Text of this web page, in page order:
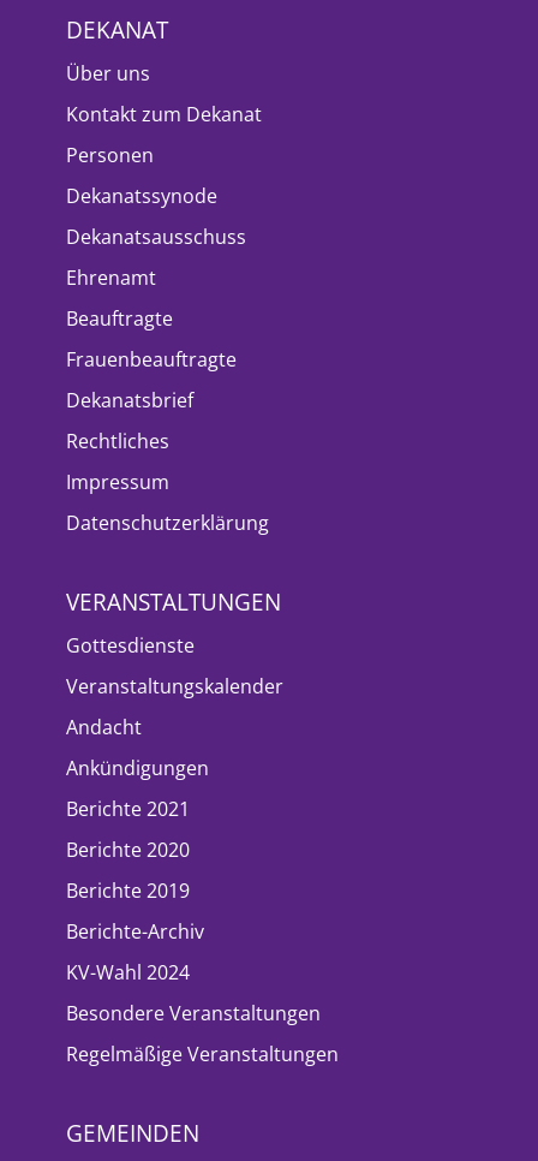
DEKANAT
Über uns
Kontakt zum Dekanat
Personen
Dekanatssynode
Dekanatsausschuss
Ehrenamt
Beauftragte
Frauenbeauftragte
Dekanatsbrief
Rechtliches
Impressum
Datenschutzerklärung
VERANSTALTUNGEN
Gottesdienste
Veranstaltungskalender
Andacht
Ankündigungen
Berichte 2021
Berichte 2020
Berichte 2019
Berichte-Archiv
KV-Wahl 2024
Besondere Veranstaltungen
Regelmäßige Veranstaltungen
GEMEINDEN